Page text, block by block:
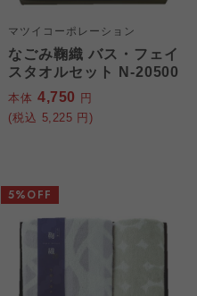
マツイコーポレーション
なごみ鞠織 バス・フェイ
スタオルセット N-20500
本体 4,750 円
(税込 5,225 円)
5%OFF